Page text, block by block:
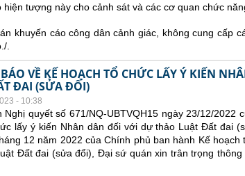
hiện tượng này cho cảnh sát và các cơ quan chức
khuyến cáo công dân cảnh giác, không cung cấp
.
VỀ KẾ HOẠCH TỔ CHỨC LẤY Ý KIẾN
ĐAI (SỬA ĐỔI)
- 10:38
Nghị quyết số 671/NQ-UBTVQH15 ngày 23/12/2022
lấy ý kiến Nhân dân đối với dự thảo Luật Đất đai
12 năm 2022 của Chính phủ ban hành Kế
Đất đai (sửa đổi), Đại sứ quán xin trân trọng